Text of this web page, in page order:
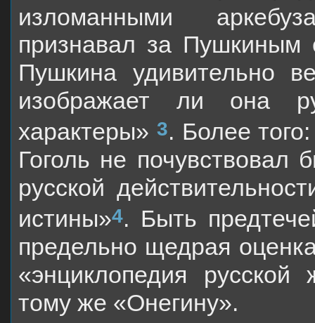
изломанными
признавал за Пушкиным
Пушкина удивительно
изображает ли она
характеры» 3. Более
Гоголь не почувствовал
русской
истины»4. Быть
предельно щедрая
«энциклопедия
тому же «Онегину».